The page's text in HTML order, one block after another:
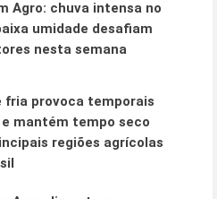
Agro: chuva intensa no
umidade desafiam
nesta semana
fria provoca temporais
e mantém tempo seco
regiões agrícolas